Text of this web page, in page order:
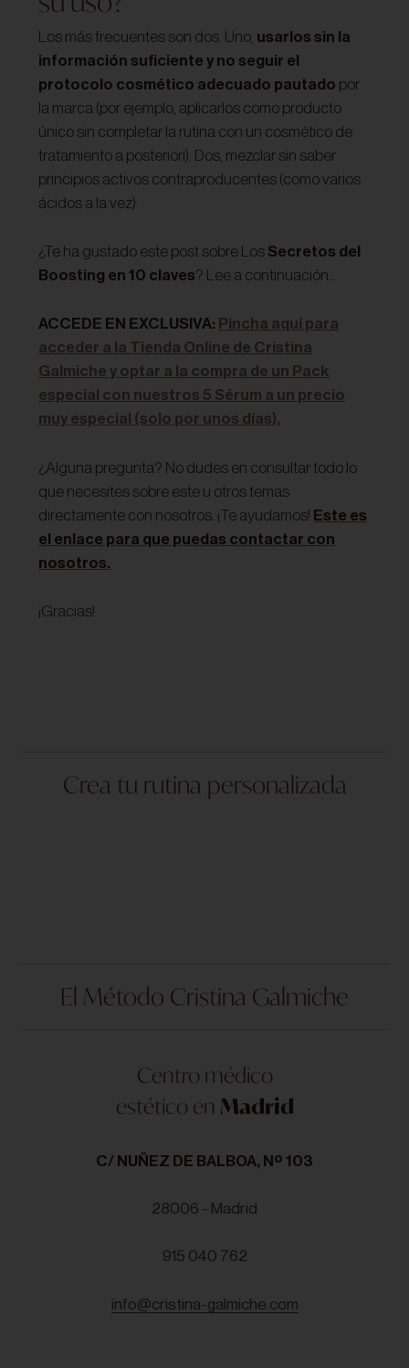
Los más frecuentes son dos. Uno, usarlos sin la
información suficiente y no seguir el
protocolo cosmético adecuado pautado por
la marca (por ejemplo, aplicarlos como producto
único sin completar la rutina con un cosmético de
tratamiento a posteriori). Dos, mezclar sin saber
principios activos contraproducentes (como varios
ácidos a la vez).
¿Te ha gustado este post sobre Los Secretos del
Boosting en 10 claves? Lee a continuación…
ACCEDE EN EXCLUSIVA: Pincha aquí para
acceder a la Tienda Online de Cristina
Galmiche y optar a la compra de un Pack
especial con nuestros 5 Sérum a un precio
muy especial (solo por unos días).
¿Alguna pregunta? No dudes en consultar todo lo
que necesites sobre este u otros temas
directamente con nosotros. ¡Te ayudamos! Este es
el enlace para que puedas contactar con
nosotros.
¡Gracias!
Crea tu rutina personalizada
El Método Cristina Galmiche
Centro médico
estético en Madrid
C/ NUÑEZ DE BALBOA, Nº 103
28006 - Madrid
915 040 762
info@cristina-galmiche.com